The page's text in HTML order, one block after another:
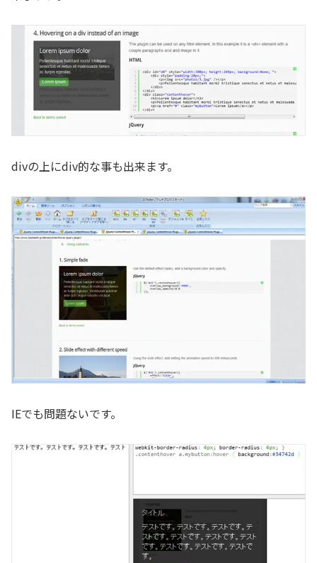
divの上にdiv的な事も出来ます。
IEでも問題ないです。